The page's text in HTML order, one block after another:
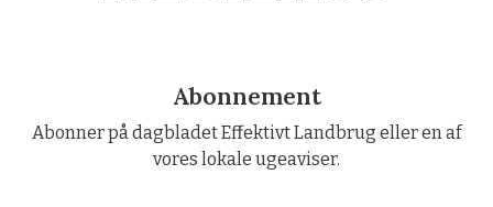
Abonnement
Abonner på dagbladet Effektivt Landbrug eller en af
vores lokale ugeaviser.